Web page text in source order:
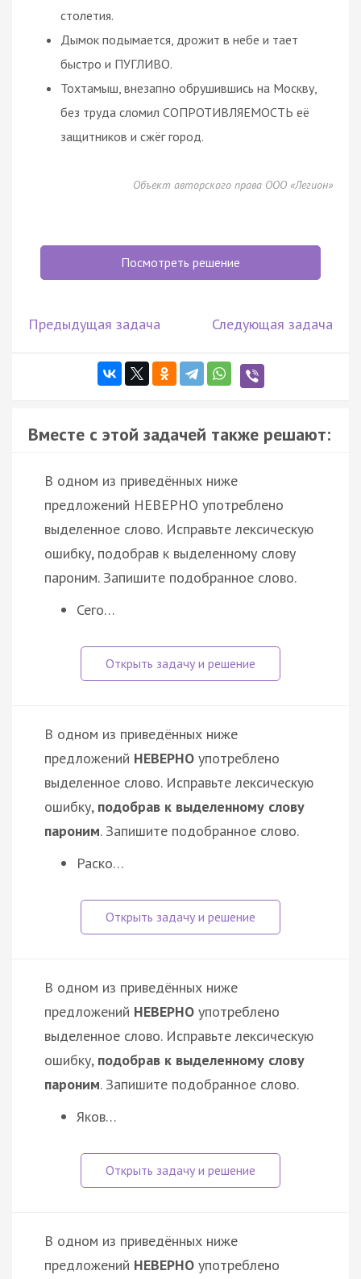
столетия.
Дымок подымается, дрожит в небе и тает
быстро и ПУГЛИВО.
Тохтамыш, внезапно обрушившись на Москву,
без труда сломил СОПРОТИВЛЯЕМОСТЬ её
защитников и сжёг город.
Объект авторского права ООО «Легион»
Посмотреть решение
Предыдущая задача Следующая задача
Вместе с этой задачей также решают:
В одном из приведённых ниже
предложений НЕВЕРНО употреблено
выделенное слово. Исправьте лексическую
ошибку, подобрав к выделенному слову
пароним. Запишите подобранное слово.
Сего…
В одном из приведённых ниже
предложений НЕВЕРНО употреблено
выделенное слово. Исправьте лексическую
ошибку, подобрав к выделенному слову
пароним. Запишите подобранное слово.
Раско…
В одном из приведённых ниже
предложений НЕВЕРНО употреблено
выделенное слово. Исправьте лексическую
ошибку, подобрав к выделенному слову
пароним. Запишите подобранное слово.
Яков…
В одном из приведённых ниже
предложений НЕВЕРНО употреблено